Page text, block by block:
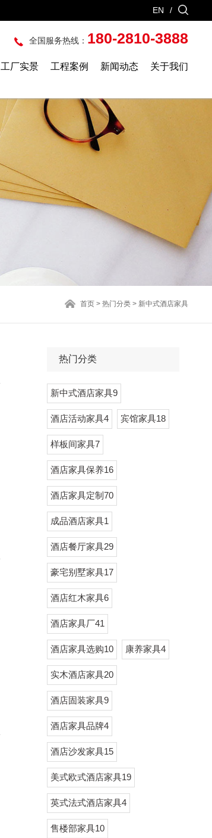
EN /
全国服务热线： 180-2810-3888
工厂实景 工程案例 新闻动态 关于我们
首页> 热门分类> 新中式酒店家具
热门分类
新中式酒店家具9
酒店活动家具4 宾馆家具18
样板间家具7
酒店家具保养16
酒店家具定制70
成品酒店家具1
酒店餐厅家具29
豪宅别墅家具17
酒店红木家具6
酒店家具厂41
酒店家具选购10 康养家具4
实木酒店家具20
酒店固装家具9
酒店家具品牌4
酒店沙发家具15
美式欧式酒店家具19
英式法式酒店家具4
售楼部家具10